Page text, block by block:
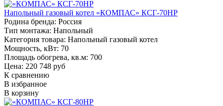
Напольный газовый котел «КОМПАС» КСГ-70НР
Родина бренда: Россия
Тип монтажа: Напольный
Категория товара: Напольный газовый котел
Мощность, кВт: 70
Площадь обогрева, кв.м: 700
Цена: 220 748 руб
К сравнению
В избранное
В корзину